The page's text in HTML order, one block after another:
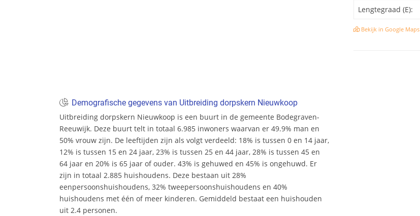
Demografische gegevens van Uitbreiding dorpskern Nieuwkoop
Uitbreiding dorpskern Nieuwkoop is een buurt in de gemeente Bodegraven-
Reeuwijk. Deze buurt telt in totaal 6.985 inwoners waarvan er 49.9% man en
50% vrouw zijn. De leeftijden zijn als volgt verdeeld: 18% is tussen 0 en 14 jaar,
12% is tussen 15 en 24 jaar, 23% is tussen 25 en 44 jaar, 28% is tussen 45 en
64 jaar en 20% is 65 jaar of ouder. 43% is gehuwed en 45% is ongehuwd. Er
zijn in totaal 2.885 huishoudens. Deze bestaan uit 28%
eenpersoonshuishoudens, 32% tweepersoonshuishoudens en 40%
huishoudens met één of meer kinderen. Gemiddeld bestaat een huishouden
uit 2.4 personen.
Lengtegraad (E):
Bekijk in Google Maps